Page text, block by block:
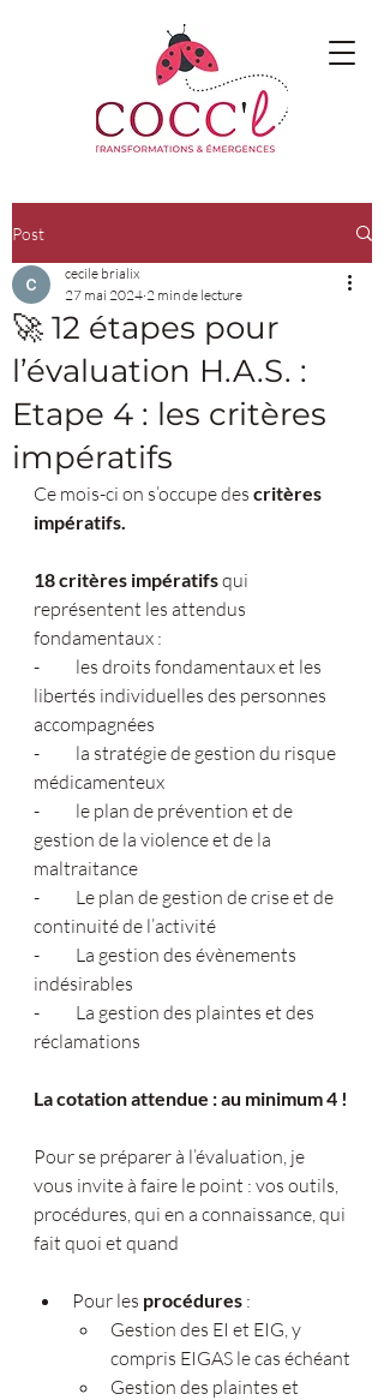
Post
🚀 12 étapes pour
l’évaluation H.A.S. :
Etape 4 : les critères
impératifs
cecile brialix
27 mai 2024 2 min de lecture
Ce mois-ci on s’occupe des critères
impératifs.
18 critères impératifs qui
représentent les attendus
fondamentaux :
-          les droits fondamentaux et les
libertés individuelles des personnes
accompagnées
-          la stratégie de gestion du risque
médicamenteux
-          le plan de prévention et de
gestion de la violence et de la
maltraitance
-          Le plan de gestion de crise et de
continuité de l’activité
-          La gestion des évènements
indésirables
-          La gestion des plaintes et des
réclamations
La cotation attendue : au minimum 4 !
Pour se préparer à l’évaluation, je
vous invite à faire le point : vos outils,
procédures, qui en a connaissance, qui
fait quoi et quand
Pour les procédures :
Gestion des EI et EIG, y
compris EIGAS le cas échéant
Gestion des plaintes et